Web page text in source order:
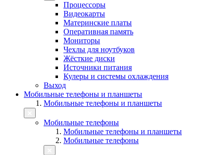
Процессоры
Видеокарты
Материнские платы
Оперативная память
Мониторы
Чехлы для ноутбуков
Жёсткие диски
Источники питания
Кулеры и системы охлаждения
Выход
Мобильные телефоны и планшеты
Мобильные телефоны и планшеты
Мобильные телефоны
Мобильные телефоны и планшеты
Мобильные телефоны